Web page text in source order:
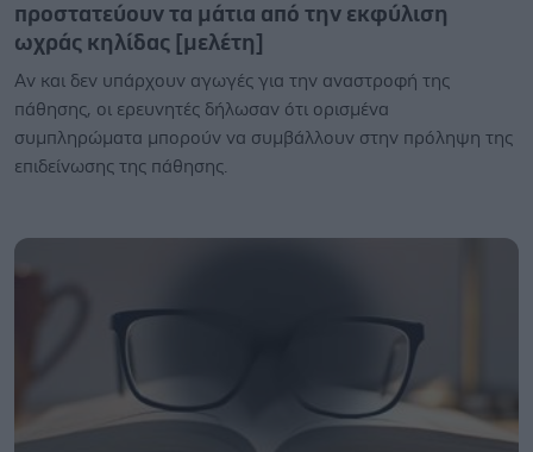
προστατεύουν τα μάτια από την εκφύλιση
ωχράς κηλίδας [μελέτη]
Aν και δεν υπάρχουν αγωγές για την αναστροφή της
πάθησης, οι ερευνητές δήλωσαν ότι ορισμένα
συμπληρώματα μπορούν να συμβάλλουν στην πρόληψη της
επιδείνωσης της πάθησης.